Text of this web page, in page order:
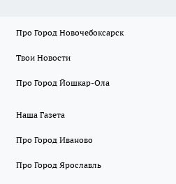
Про Город Новочебоксарск
Твои Новости
Про Город Йошкар-Ола
Наша Газета
Про Город Иваново
Про Город Ярославль